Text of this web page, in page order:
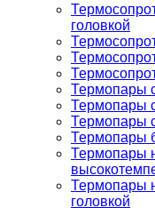
головкой
Термопары
Термопары
Термопары
Термопары
Термопары
Термопары
головкой